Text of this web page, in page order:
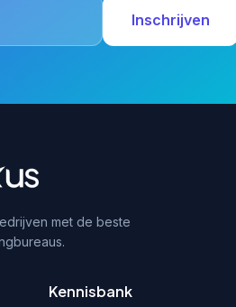
Inschrijven
met de beste
Kennisbank